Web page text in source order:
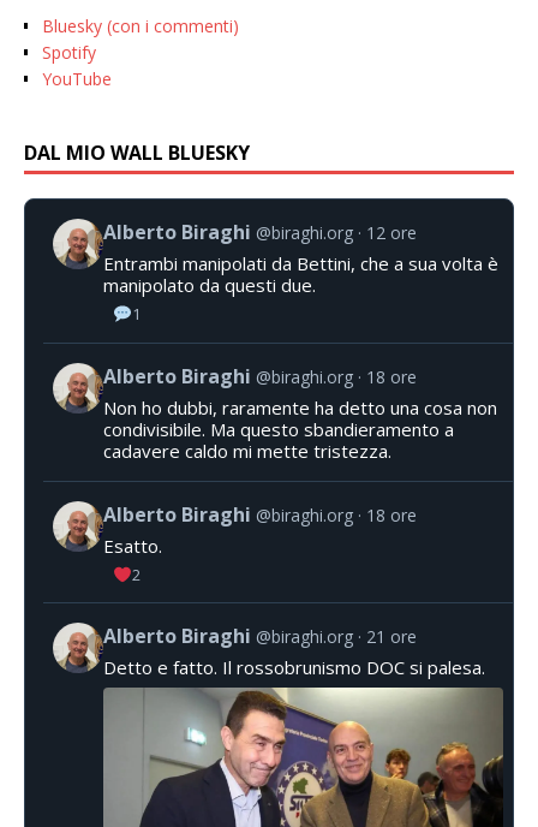
Bluesky (con i commenti)
Spotify
YouTube
DAL MIO WALL BLUESKY
Alberto Biraghi @biraghi.org 12 ore
Entrambi manipolati da Bettini, che a sua volta è
manipolato da questi due.
1
Alberto Biraghi @biraghi.org 18 ore
Non ho dubbi, raramente ha detto una cosa non
condivisibile. Ma questo sbandieramento a
cadavere caldo mi mette tristezza.
Alberto Biraghi @biraghi.org 18 ore
Esatto.
2
Alberto Biraghi @biraghi.org 21 ore
Detto e fatto. Il rossobrunismo DOC si palesa.